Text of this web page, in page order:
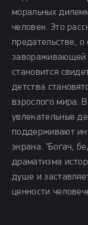
моральных
человек. Это
предательстве, о
завораживающей
становится
детства
взрослого мира.
увлекательные
поддерживают
экрана. "Богач,
драматизма
душе и
ценности